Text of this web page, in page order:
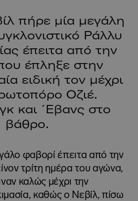
πήρε μία μεγάλη
Ράλλυ
έπειτα από την
έπληξε στην
ειδική τον μέχρι
Οζιέ.
και ΄Εβανς στο
βάθρο.
φαβορί έπειτα από την
τρίτη ημέρα του αγώνα,
καλώς μέχρι την
καθώς ο Νεβίλ, πίσω